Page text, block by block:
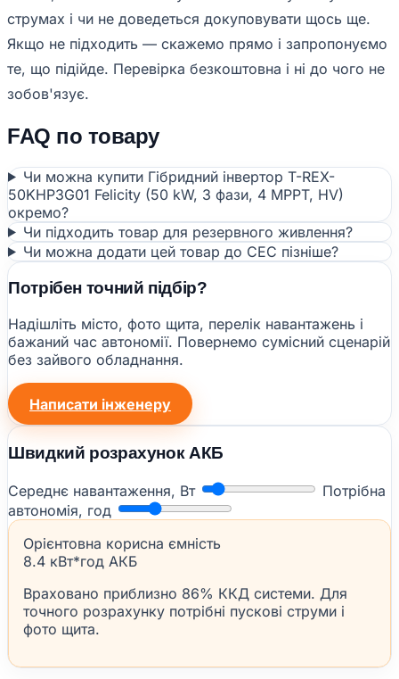
струмах і чи не доведеться докуповувати щось ще.
Якщо не підходить — скажемо прямо і запропонуємо
те, що підійде. Перевірка безкоштовна і ні до чого не
зобов'язує.
FAQ по товару
Чи можна купити Гібридний інвертор T-REX-
50KHP3G01 Felicity (50 kW, 3 фази, 4 MPPT, HV)
окремо?
Чи підходить товар для резервного живлення?
Чи можна додати цей товар до СЕС пізніше?
Потрібен точний підбір?
Надішліть місто, фото щита, перелік навантажень і
бажаний час автономії. Повернемо сумісний сценарій
без зайвого обладнання.
Написати інженеру
Швидкий розрахунок АКБ
Середнє навантаження, Вт
Потрібна
автономія, год
Орієнтовна корисна ємність
8.4 кВт*год АКБ
Враховано приблизно 86% ККД системи. Для
точного розрахунку потрібні пускові струми і
фото щита.